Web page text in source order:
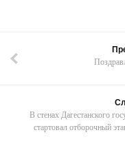
В стенах Дагестанского
стартовал отборочный